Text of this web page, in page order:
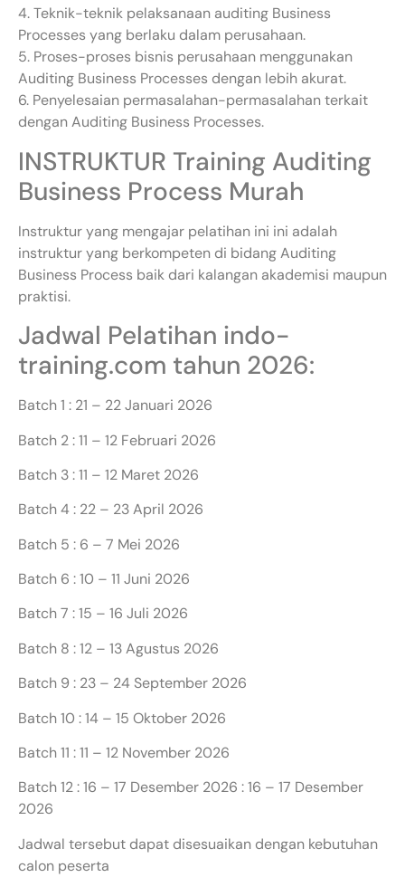
4. Teknik-teknik pelaksanaan auditing Business
Processes yang berlaku dalam perusahaan.
5. Proses-proses bisnis perusahaan menggunakan
Auditing Business Processes dengan lebih akurat.
6. Penyelesaian permasalahan-permasalahan terkait
dengan Auditing Business Processes.
INSTRUKTUR Training Auditing
Business Process Murah
Instruktur yang mengajar pelatihan ini ini adalah
instruktur yang berkompeten di bidang Auditing
Business Process baik dari kalangan akademisi maupun
praktisi.
Jadwal Pelatihan indo-
training.com tahun 2026:
Batch 1 : 21 – 22 Januari 2026
Batch 2 : 11 – 12 Februari 2026
Batch 3 : 11 – 12 Maret 2026
Batch 4 : 22 – 23 April 2026
Batch 5 : 6 – 7 Mei 2026
Batch 6 : 10 – 11 Juni 2026
Batch 7 : 15 – 16 Juli 2026
Batch 8 : 12 – 13 Agustus 2026
Batch 9 : 23 – 24 September 2026
Batch 10 : 14 – 15 Oktober 2026
Batch 11 : 11 – 12 November 2026
Batch 12 : 16 – 17 Desember 2026 : 16 – 17 Desember
2026
Jadwal tersebut dapat disesuaikan dengan kebutuhan
calon peserta